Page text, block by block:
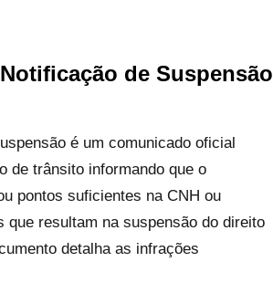
de Suspensão
é um comunicado oficial
de trânsito informando que o
pontos suficientes na CNH ou
que resultam na suspensão do direito
detalha as infrações